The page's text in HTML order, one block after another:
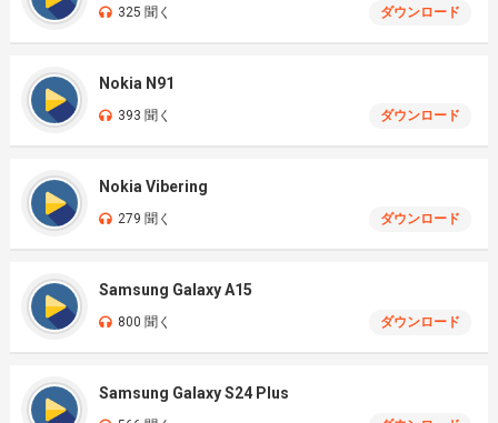
325 聞く ダウンロード
Nokia N91
393 聞く ダウンロード
Nokia Vibering
279 聞く ダウンロード
Samsung Galaxy A15
800 聞く ダウンロード
Samsung Galaxy S24 Plus